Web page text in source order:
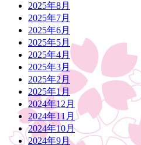
2025年8月
2025年7月
2025年6月
2025年5月
2025年4月
2025年3月
2025年2月
2025年1月
2024年12月
2024年11月
2024年10月
2024年9月